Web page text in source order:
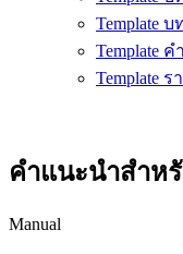
Template
Template
Template
คำแนะนำสำห
Manual